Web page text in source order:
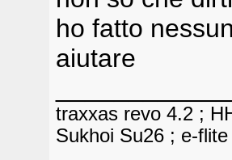
ho fatto
aiutare
traxxas revo 4.2 ;
Sukhoi Su26 ; e-